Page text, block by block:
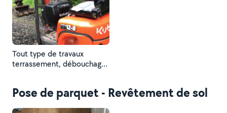
Tout type de travaux
terrassement, débouchage
Pose de parquet - Revêtement de sol